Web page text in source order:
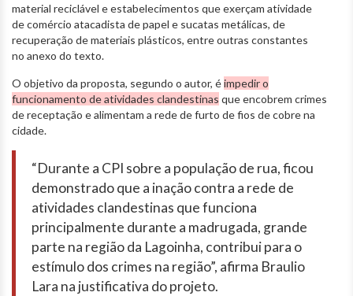
material reciclável e estabelecimentos que exerçam atividade
de comércio atacadista de papel e sucatas metálicas, de
recuperação de materiais plásticos, entre outras constantes
no anexo do texto.
O objetivo da proposta, segundo o autor, éimpedir o
funcionamento de atividades clandestinas que encobrem crimes
de receptação e alimentam a rede de furto de fios de cobre na
cidade.
“Durante a CPI sobre a população de rua, ficou
demonstrado que a inação contra a rede de
atividades clandestinas que funciona
principalmente durante a madrugada, grande
parte na região da Lagoinha, contribui para o
estímulo dos crimes na região”, afirma Braulio
Lara na justificativa do projeto.